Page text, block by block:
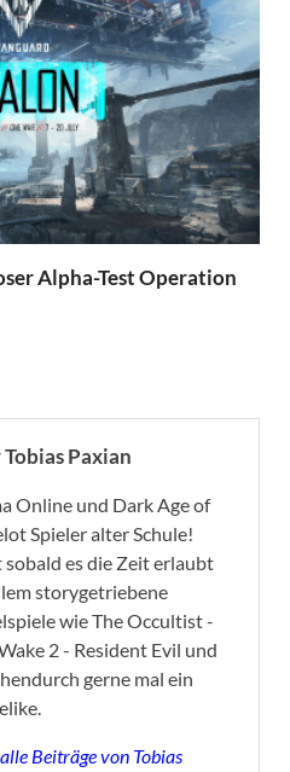
Alpha-Test Operation
Paxian
Online und Dark Age of
Spieler alter Schule!
sobald es die Zeit erlaubt
storygetriebene
wie The Occultist -
2 - Resident Evil und
gerne mal ein
Beiträge von Tobias